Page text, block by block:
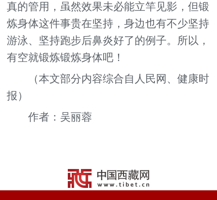
真的管用，虽然效果未必能立竿见影，但锻
炼身体这件事贵在坚持，身边也有不少坚持
游泳、坚持跑步后鼻炎好了的例子。所以，
有空就锻炼锻炼身体吧！
（本文部分内容综合自人民网、健康时
报）
作者：吴丽蓉